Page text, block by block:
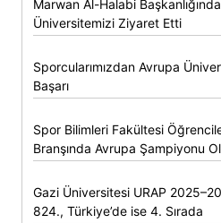
Marwan Al-Halabi
Üniversitemizi Ziyaret Etti
Sporcularımızdan Avrupa
Başarı
Spor Bilimleri Fakültesi
Branşında Avrupa Şampiyonu
Gazi Üniversitesi URAP
824., Türkiye’de ise 4. Sırada